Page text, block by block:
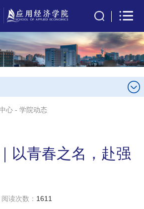
心 -学院动态
以青春之名，赴强
读次数： 1611